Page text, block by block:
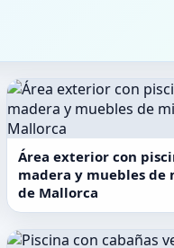
Área exterior con
madera y muebles
de Mallorca